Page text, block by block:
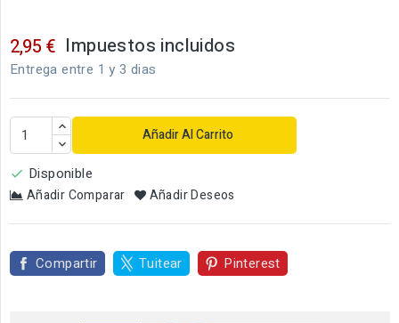
2,95 € Impuestos incluidos
Entrega entre 1 y 3 dias
Añadir Al Carrito
 Disponible
Añadir Comparar Añadir Deseos
Compartir Tuitear Pinterest